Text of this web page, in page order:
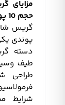
حجم 10 پوندی :
پوندی
دسته
طیف
طراحی
شرایط